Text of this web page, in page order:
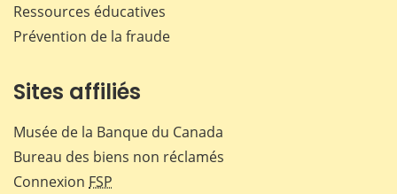
Ressources éducatives
Prévention de la fraude
Sites affiliés
Musée de la Banque du Canada
Bureau des biens non réclamés
Connexion FSP